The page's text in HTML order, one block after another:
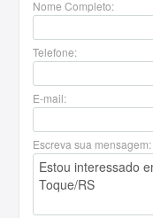
Nome Completo:
Telefone:
E-mail:
Escreva sua mensagem: